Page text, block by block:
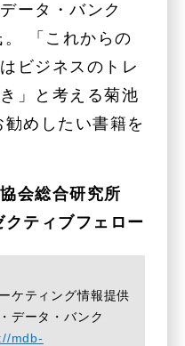
ータ・バンク
。 「これからの
ビジネスのトレ
」と考える菊池
めしたい書籍を
会総合研究所
ティブフェロー
ケティング情報提供
データ・バンク
mdb-